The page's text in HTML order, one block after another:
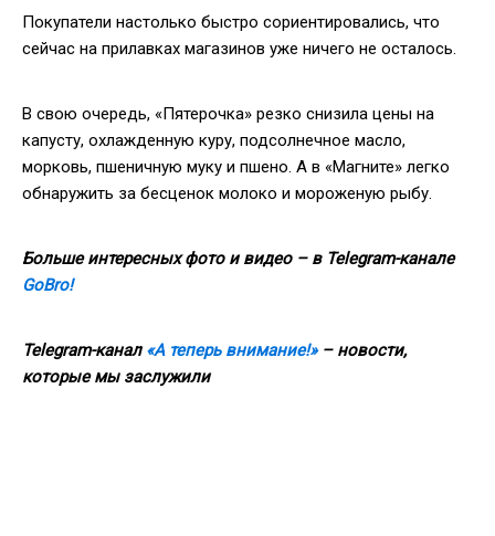
Покупатели настолько быстро сориентировались, что
сейчас на прилавках магазинов уже ничего не осталось.
В свою очередь, «Пятерочка» резко снизила цены на
капусту, охлажденную куру, подсолнечное масло,
морковь, пшеничную муку и пшено. А в «Магните» легко
обнаружить за бесценок молоко и мороженую рыбу.
Больше интересных фото и видео – в Telegram-канале
GoBro!
Telegram-канал «А теперь внимание!»– новости,
которые мы заслужили